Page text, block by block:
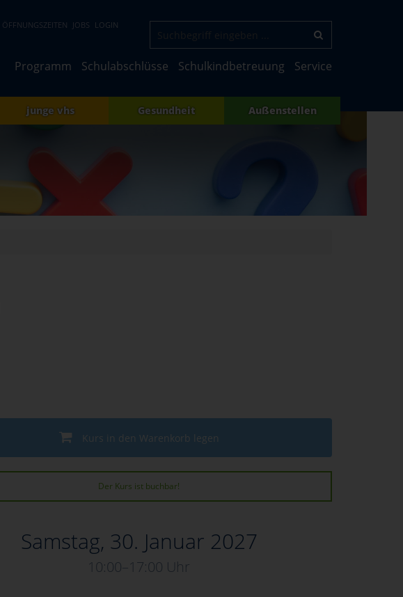
ÖFFNUNGSZEITEN JOBS LOGIN
Programm Schulabschlüsse Schulkindbetreuung Service
junge vhs Gesundheit Außenstellen
Kurs in den Warenkorb legen
Der Kurs ist buchbar!
Samstag, 30. Januar 2027
10:00–17:00 Uhr